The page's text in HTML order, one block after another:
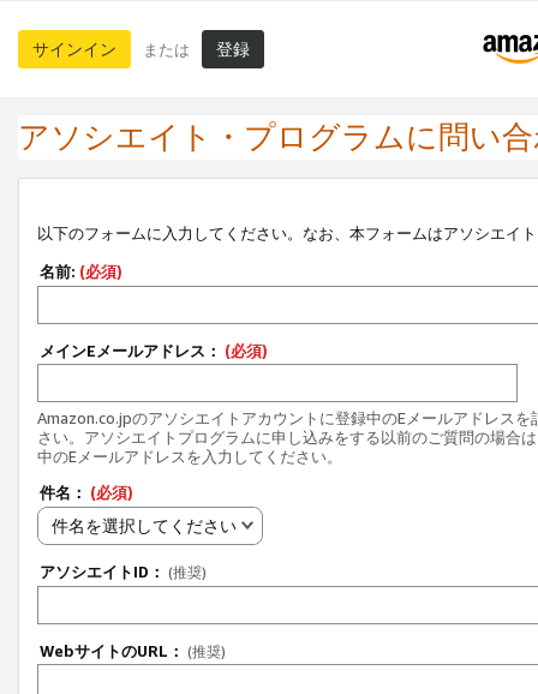
サインイン または 登録
アソシエイト・プログラムに問い
以下のフォームに入力してください。なお、本フォームはアソシエイ
名前: (必須)
メインEメールアドレス： (必須)
Amazon.co.jpのアソシエイトアカウントに登録中のEメールアドレスを
さい。アソシエイトプログラムに申し込みをする以前のご質問の場合
中のEメールアドレスを入力してください。
件名： (必須)
件名を選択してください
アソシエイトID： (推奨)
WebサイトのURL： (推奨)